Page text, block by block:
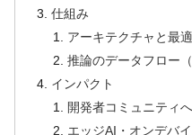
仕組み
アーキテクチャと最適
推論のデータフロー（
インパクト
開発者コミュニティ
エッジAI・オンデバ